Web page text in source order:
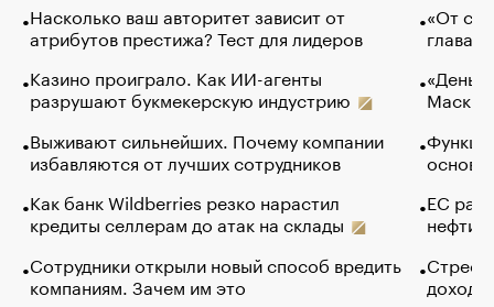
Насколько ваш авторитет зависит от
атрибутов престижа? Тест для лидеров
Казино проиграло. Как ИИ-агенты
разрушают букмекерскую индустрию
Выживают сильнейших. Почему компании
избавляются от лучших сотрудников
Как банк Wildberries резко нарастил
кредиты селлерам до атак на склады
Сотрудники открыли новый способ вредить
компаниям. Зачем им это
«От
глава
Маск в
основ
ЕС
нефти